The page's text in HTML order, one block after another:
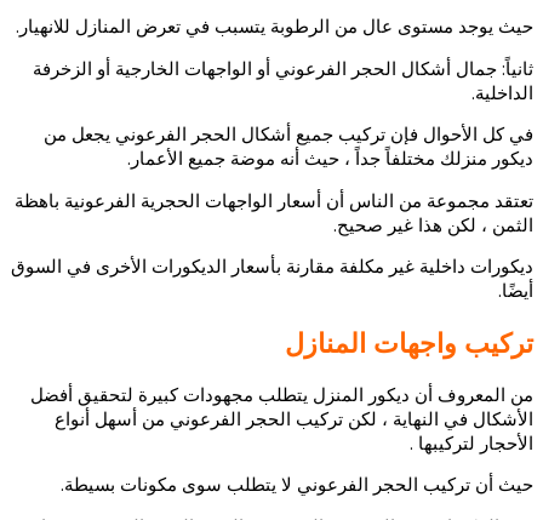
حيث يوجد مستوى عال من الرطوبة يتسبب في تعرض المنازل للانهيار.
ثانياً: جمال أشكال الحجر الفرعوني أو الواجهات الخارجية أو الزخرفة
الداخلية.
في كل الأحوال فإن تركيب جميع أشكال الحجر الفرعوني يجعل من
ديكور منزلك مختلفاً جداً ، حيث أنه موضة جميع الأعمار.
تعتقد مجموعة من الناس أن أسعار الواجهات الحجرية الفرعونية باهظة
الثمن ، لكن هذا غير صحيح.
ديكورات داخلية غير مكلفة مقارنة بأسعار الديكورات الأخرى في السوق
أيضًا.
تركيب واجهات المنازل
من المعروف أن ديكور المنزل يتطلب مجهودات كبيرة لتحقيق أفضل
الأشكال في النهاية ، لكن تركيب الحجر الفرعوني من أسهل أنواع
الأحجار لتركيبها .
حيث أن تركيب الحجر الفرعوني لا يتطلب سوى مكونات بسيطة.